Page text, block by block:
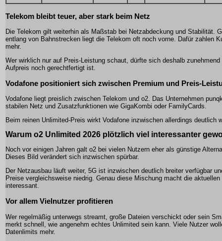
Telekom bleibt teuer, aber stark beim Netz
Die Telekom gilt weiterhin als Maßstab bei Netzabdeckung und Stabilität.
entlang von Bahnstrecken liegt die Telekom oft noch vorne. Dafür zahlen
mehr.
Wer wirklich nur auf Preis-Leistung schaut, dürfte sich deshalb zunehmend
Aufpreis noch gerechtfertigt ist.
Vodafone positioniert sich zwischen Premium und Preis-
Vodafone liegt preislich zwischen Telekom und o2. Das Unternehmen
stabilen Netz und Zusatzfunktionen wie GigaKombi oder FamilyCards.
Beim reinen Unlimited-Preis wirkt Vodafone inzwischen allerdings deutlich
Warum o2 Unlimited 2026 plötzlich viel interessanter
Noch vor einigen Jahren galt o2 bei vielen Nutzern eher als günstige
Dieses Bild verändert sich inzwischen spürbar.
Der Netzausbau läuft weiter, 5G ist inzwischen deutlich breiter verfügbar
Preise vergleichsweise niedrig. Genau diese Mischung macht die aktuellen
interessant.
Vor allem Vielnutzer profitieren
Wer regelmäßig unterwegs streamt, große Dateien verschickt oder sein
merkt schnell, wie angenehm echtes Unlimited sein kann. Viele Nutzer
Datenlimits mehr.